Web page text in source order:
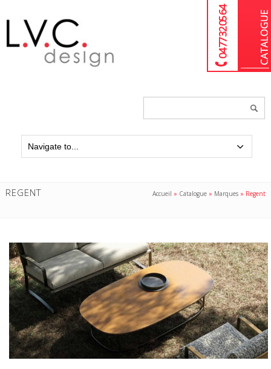
04 77 32 05 64
REGENT Accueil » Catalogue » Marques » Regent